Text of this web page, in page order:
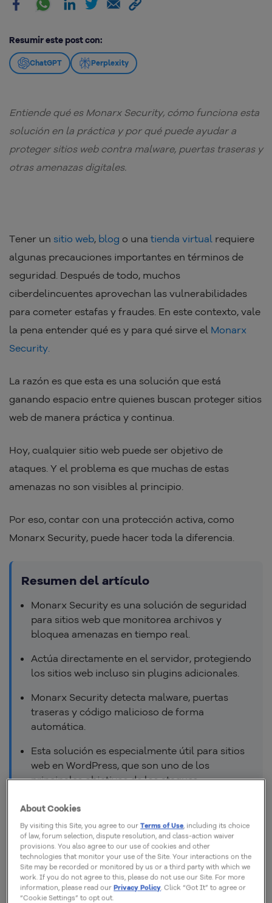
Resumir este post con:
ChatGPT Perplexity
Entiende qué es Monarx Security, cómo funciona esta
solución en la práctica y por qué puede ayudar a
proteger sitios web contra malware, puertas traseras y
otras amenazas digitales.
Tener un sitio web, blog o una tienda virtual requiere
algunas precauciones importantes en términos de
seguridad. Después de todo, muchos
ciberdelincuentes aprovechan las vulnerabilidades
para cometer estafas y fraudes. En este contexto, vale
la pena entender qué es y para qué sirve el Monarx
Security.
La razón es que esta es una solución que está
ganando espacio entre quienes buscan proteger sitios
web de manera práctica y continua.
Hoy, cualquier sitio web puede ser objetivo de
ataques. Y el problema es que muchas de estas
amenazas no son visibles al principio.
Por eso, contar con una protección activa, como
Monarx Security, puede hacer toda la diferencia.
Resumen del artículo
Monarx Security es una solución de seguridad
para sitios web que monitorea archivos y
bloquea amenazas en tiempo real.
Actúa directamente en el servidor, protegiendo
los sitios web incluso sin plugins adicionales.
Monarx Security detecta malware, puertas
traseras y código malicioso de forma
automática.
Esta solución es especialmente útil para sitios
web en WordPress, que son uno de los
principales objetivos de los ataques.
Monarx Security ayuda a mantener los sitios
visitantes.
¿Qué es Monarx Security?
About Cookies
By visiting this Site, you agree to ourTerms of Use, including its choice
of law, forum selection, dispute resolution, and class-action waiver
provisions. You also agree to our use of cookies and other
technologies that monitor your use of the Site. Your interactions on the
Site may be recorded or monitored by us or a third party with which we
work. If you do not agree to this, please do not use our Site. For more
information, please read ourPrivacy Policy. Click “Got It” to agree or
“Cookie Settings” to opt out.